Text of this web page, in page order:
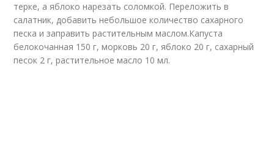
терке, а яблоко нарезать соломкой. Переложить в
салатник, добавить небольшое количество сахарного
песка и заправить растительным маслом.Капуста
белокочанная 150 г, морковь 20 г, яблоко 20 г, сахарный
песок 2 г, растительное масло 10 мл.